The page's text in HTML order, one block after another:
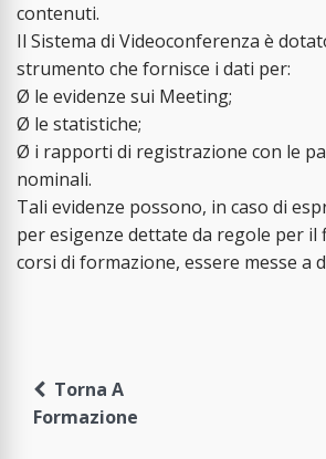
contenuti.
Il Sistema di Videoconferenza è
strumento che fornisce i dati per:
Ø le evidenze sui Meeting;
Ø le statistiche;
Ø i rapporti di registrazione con le
nominali.
Tali evidenze possono, in caso di
per esigenze dettate da regole per il
corsi di formazione, essere messe a
Torna A
Formazione